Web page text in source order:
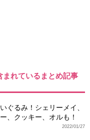
まれているまとめ記事
ぐるみ！シェリーメイ、
、クッキー、オルも！
2022/01/27